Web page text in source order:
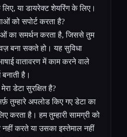
या डायरेक्ट शेयरिंग के लिए।
को सपोर्ट करता है?
का समर्थन करता है, जिससे तुम
बना सकते हो। यह सुविधा
वातावरण में काम करने वाले
है।
डेटा सुरक्षित है?
तुम्हारे अपलोड किए गए डेटा का
करता है। हम तुम्हारी सामग्री को
नहीं करते या उसका इस्तेमाल नहीं